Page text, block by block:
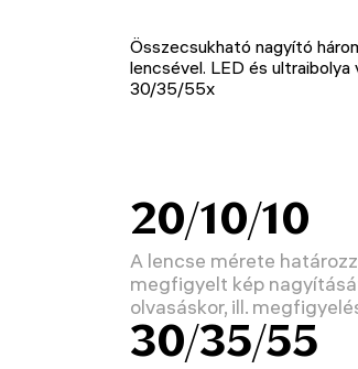
Összecsukható nagyító
lencsével. LED és ultraibolya
30/35/55x
20/10/10
A lencse mérete
megfigyelt kép
olvasáskor, ill.
30/35/55